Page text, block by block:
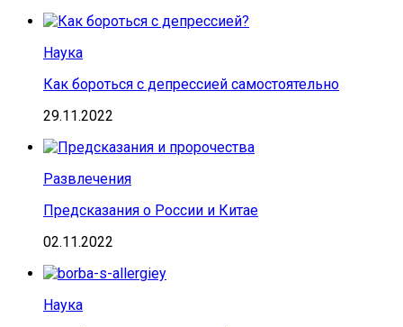
Наука
Как бороться с депрессией самостоятельно
29.11.2022
Развлечения
Предсказания о России и Китае
02.11.2022
Наука